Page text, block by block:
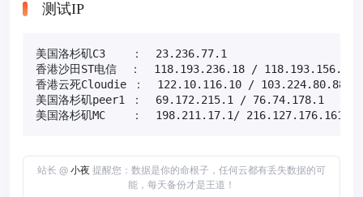
测试IP
美国洛杉矶C3    ：  23.236.77.1
香港沙田ST电信  ：  118.193.236.18 / 118.193.156.30
香港云死Cloudie ：  122.10.116.10 / 103.224.80.88
美国洛杉矶peer1 ：  69.172.215.1 / 76.74.178.1
美国洛杉矶MC    ：  198.211.17.1/ 216.127.176.161
站长 @ 小夜 提醒您：数据是你的命根子，任何云都有丢失数据的可
能，每天备份才是王道！